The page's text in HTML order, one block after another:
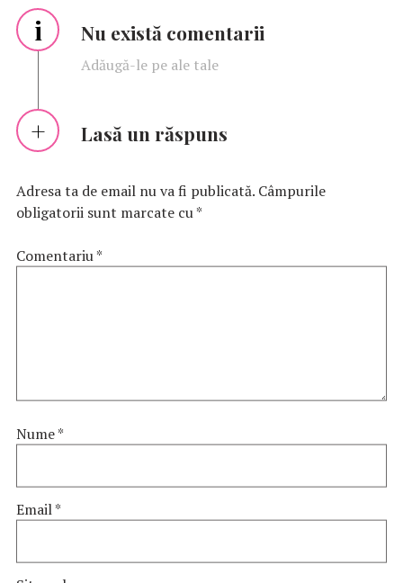
i Nu există comentarii
Adăugă-le pe ale tale
Lasă un răspuns
Adresa ta de email nu va fi publicată. Câmpurile
obligatorii sunt marcate cu*
Comentariu*
Nume*
Email*